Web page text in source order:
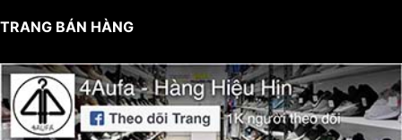
TRANG BÁN HÀNG